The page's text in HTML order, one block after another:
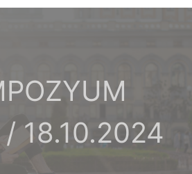
/ 18.10.2024